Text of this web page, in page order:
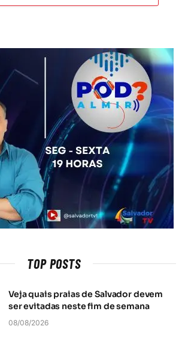
TOP POSTS
Veja quais praias de Salvador devem
ser evitadas neste fim de semana
08/08/2026